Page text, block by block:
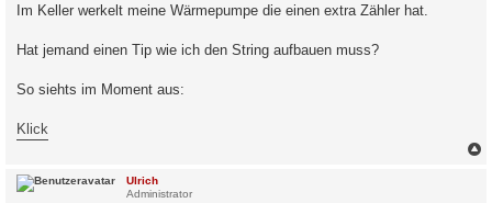
Im Keller werkelt meine Wärmepumpe die einen extra Zähler hat.
Hat jemand einen Tip wie ich den String aufbauen muss?
So siehts im Moment aus:
Klick
Ulrich
Administrator